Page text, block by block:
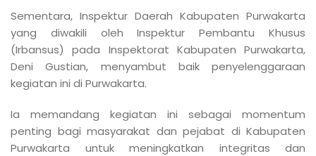
Sementara, Inspektur Daerah Kabupaten Purwakarta
yang diwakili oleh Inspektur Pembantu Khusus
(Irbansus) pada Inspektorat Kabupaten Purwakarta,
Deni Gustian, menyambut baik penyelenggaraan
kegiatan ini di Purwakarta.
Ia memandang kegiatan ini sebagai momentum
penting bagi masyarakat dan pejabat di Kabupaten
Purwakarta untuk meningkatkan integritas dan